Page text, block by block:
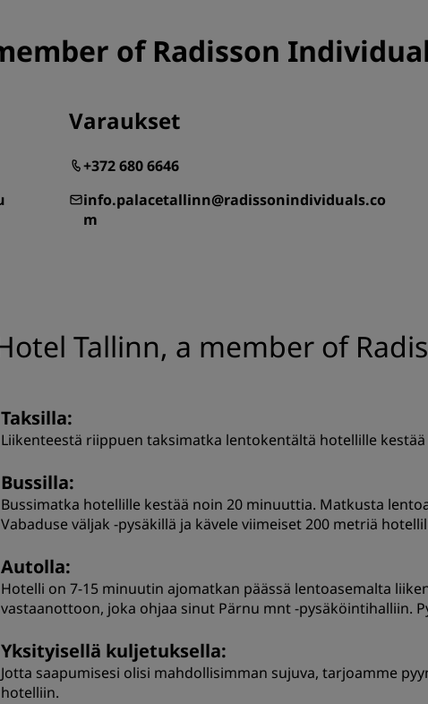
of Radisson
Varaukset
+372 680 6646
info.palacetallinn@radissonindividuals.co
m
Tallinn, a member of
Taksilla:
Liikenteestä riippuen taksimatka lentokentältä hotellille
Bussilla:
Bussimatka hotellille kestää noin 20 minuuttia. Matkusta
Vabaduse väljak -pysäkillä ja kävele viimeiset 200 metriä
Autolla:
Hotelli on 7-15 minuutin ajomatkan päässä lentoasemalta
vastaanottoon, joka ohjaa sinut Pärnu mnt -pysäköintihalliin.
Yksityisellä kuljetuksella:
Jotta saapumisesi olisi mahdollisimman sujuva, tarjoamme
hotelliin.